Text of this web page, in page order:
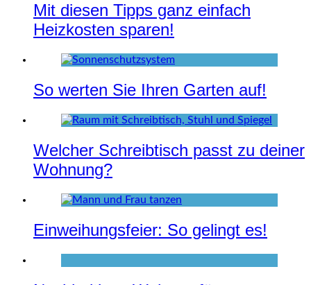
Mit diesen Tipps ganz einfach
Heizkosten sparen!
So werten Sie Ihren Garten auf!
Welcher Schreibtisch passt zu deiner
Wohnung?
Einweihungsfeier: So gelingt es!